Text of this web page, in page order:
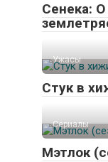
Сенека:
Ужасы
Стук в
Сериалы
Мэтлок